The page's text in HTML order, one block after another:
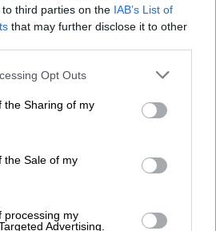
third parties on the IAB’s List of
that may further disclose it to other
Opt Outs
the Sharing of my
the Sale of my
processing my
Advertising.
Νέο παράθυρο
ασθενείς μέσω κλινικών
– «ΕΡΡΙΚΟΣ ΝΤΥΝΑΝ»/ΚΕΝΤΡΟ
με το κλείσιμο του